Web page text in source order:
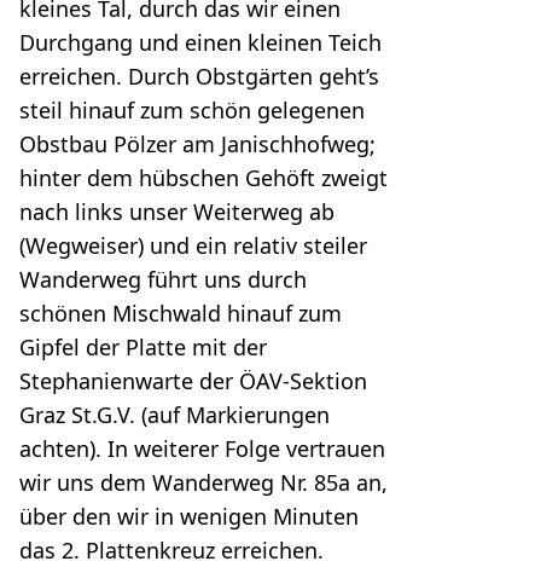
kleines Tal, durch das wir einen
Durchgang und einen kleinen Teich
erreichen. Durch Obstgärten geht’s
steil hinauf zum schön gelegenen
Obstbau Pölzer am Janischhofweg;
hinter dem hübschen Gehöft zweigt
nach links unser Weiterweg ab
(Wegweiser) und ein relativ steiler
Wanderweg führt uns durch
schönen Mischwald hinauf zum
Gipfel der Platte mit der
Stephanienwarte der ÖAV-Sektion
Graz St.G.V. (auf Markierungen
achten). In weiterer Folge vertrauen
wir uns dem Wanderweg Nr. 85a an,
über den wir in wenigen Minuten
das 2. Plattenkreuz erreichen.